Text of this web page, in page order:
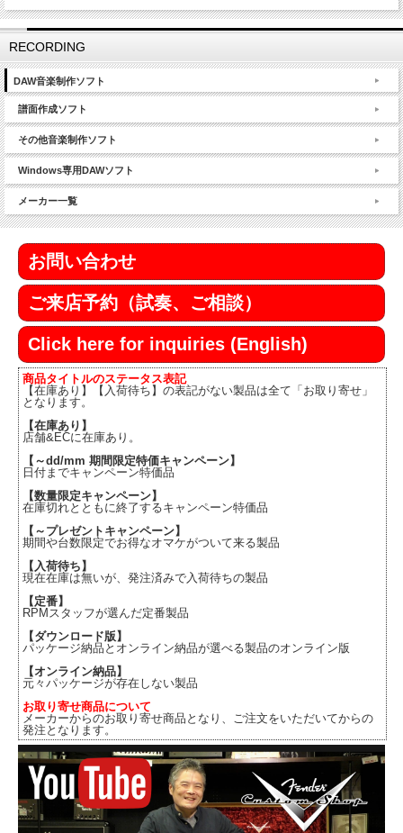
RECORDING
DAW音楽制作ソフト
譜面作成ソフト
その他音楽制作ソフト
Windows専用DAWソフト
メーカー一覧
お問い合わせ
ご来店予約（試奏、ご相談）
Click here for inquiries (English)
商品タイトルのステータス表記
【在庫あり】【入荷待ち】の表記がない製品は全て「お取り寄せ」
となります。
【在庫あり】
店舗&ECに在庫あり。
【～dd/mm 期間限定特価キャンペーン】
日付までキャンペーン特価品
【数量限定キャンペーン】
在庫切れとともに終了するキャンペーン特価品
【～プレゼントキャンペーン】
期間や台数限定でお得なオマケがついて来る製品
【入荷待ち】
現在在庫は無いが、発注済みで入荷待ちの製品
【定番】
RPMスタッフが選んだ定番製品
【ダウンロード版】
パッケージ納品とオンライン納品が選べる製品のオンライン版
【オンライン納品】
元々パッケージが存在しない製品
お取り寄せ商品について
メーカーからのお取り寄せ商品となり、ご注文をいただいてからの
発注となります。